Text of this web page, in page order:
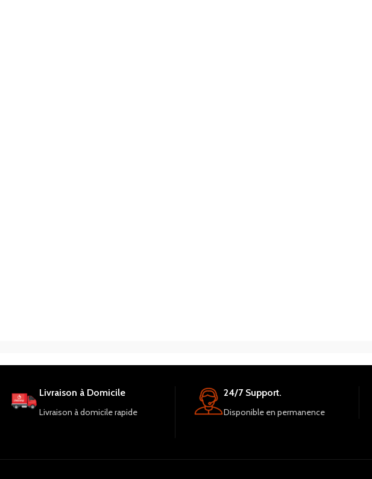
Livraison à Domicile
Livraison à domicile rapide
24/7 Support.
Disponible en permanence